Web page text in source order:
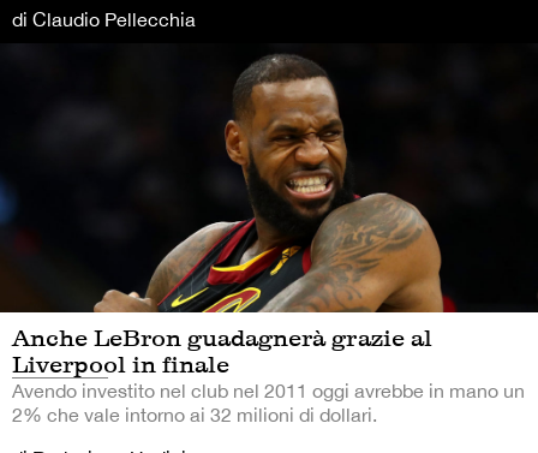
di Claudio Pellecchia
Anche LeBron guadagnerà grazie al
Liverpool in finale
Avendo investito nel club nel 2011 oggi avrebbe in mano un
2% che vale intorno ai 32 milioni di dollari.